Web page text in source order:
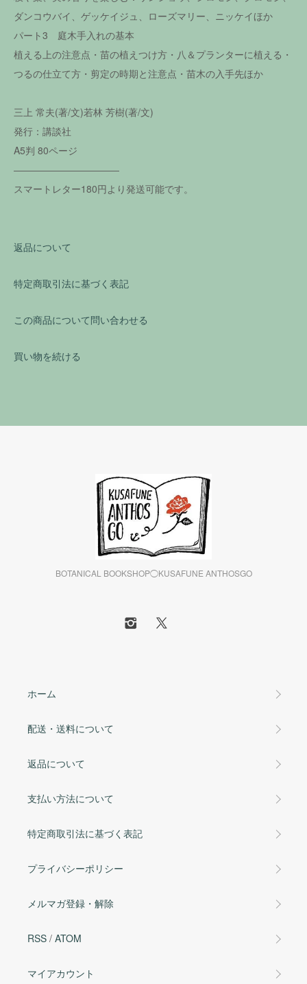
ダンコウバイ、ゲッケイジュ、ローズマリー、ニッケイほか
パート3 庭木手入れの基本
植える上の注意点・苗の植えつけ方・八＆プランターに植える・
つるの仕立て方・剪定の時期と注意点・苗木の入手先ほか
三上 常夫(著/文)若林 芳樹(著/文)
発行：講談社
A5判 80ページ
―――――――――――
スマートレター180円より発送可能です。
返品について
特定商取引法に基づく表記
この商品について問い合わせる
買い物を続ける
BOTANICAL BOOKSHOP◯KUSAFUNE ANTHOSGO
ホーム
配送・送料について
返品について
支払い方法について
特定商取引法に基づく表記
プライバシーポリシー
メルマガ登録・解除
RSS / ATOM
マイアカウント